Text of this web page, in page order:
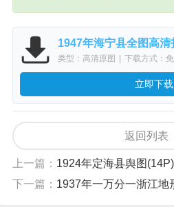
1947年海宁县全图高清
类型：高清原图 下载方式：
立即下载
返回列表
上一篇： 1924年定海县舆图(14P)
下一篇： 1937年一万分一浙江地